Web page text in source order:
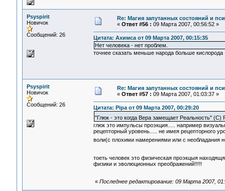
Psyspirit
Новичок
Сообщений: 26
Re: Магия запутанных состояний и
« Ответ #56 : 09 Марта 2007, 00:56:52 »
Цитата: Ахимса от 09 Марта 2007, 00:15:35
Нет человека - нет проблем.
точнее сказать меньше народа больше кислорода
Psyspirit
Новичок
Сообщений: 26
Re: Магия запутанных состояний и
« Ответ #57 : 09 Марта 2007, 01:03:37 »
Цитата: Pipa от 09 Марта 2007, 00:29:20
"Глюк - это когда Вера замещает Реальность" (С)
глюк это импульсы проэкция..... например
рецепторный уровень..... не имея рецепторного
воли(с плохими намерениями или с
тоеть человек это физическая проэкцыя
физики и эволюционных преображений!!!!!
« Последнее редактирование: 09 Марта 2007,